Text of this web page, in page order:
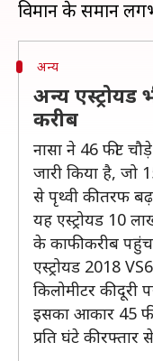
अन्य
अन्य
करीब
नासा ने 46 फीट
जारी किया है, जो
से पृथ्वी की तरफ बढ़
यह एस्ट्रोयड 10
के काफी करीब पहुंच
एस्ट्रोयड 2018
किलोमीटर की दूरी
इसका आकार 45
प्रति घंटे की